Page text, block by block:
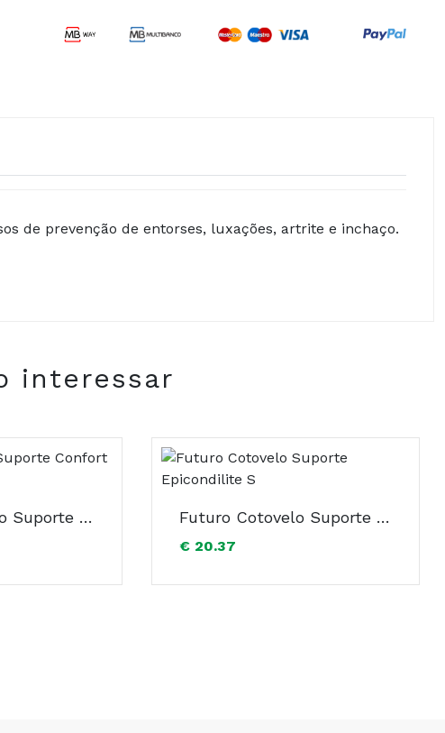
de prevenção de entorses, luxações, artrite e inchaço.
interessar
Futuro Cotovelo Suporte Confort Elev L Futuro Cotovelo Suporte Epicondilite S
€ 20.37